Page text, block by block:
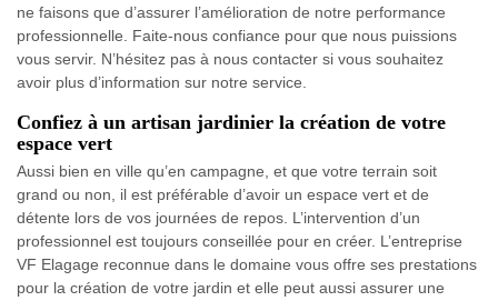
ne faisons que d’assurer l’amélioration de notre performance
professionnelle. Faite-nous confiance pour que nous puissions
vous servir. N’hésitez pas à nous contacter si vous souhaitez
avoir plus d’information sur notre service.
Confiez à un artisan jardinier la création de votre
espace vert
Aussi bien en ville qu’en campagne, et que votre terrain soit
grand ou non, il est préférable d’avoir un espace vert et de
détente lors de vos journées de repos. L’intervention d’un
professionnel est toujours conseillée pour en créer. L’entreprise
VF Elagage reconnue dans le domaine vous offre ses prestations
pour la création de votre jardin et elle peut aussi assurer une